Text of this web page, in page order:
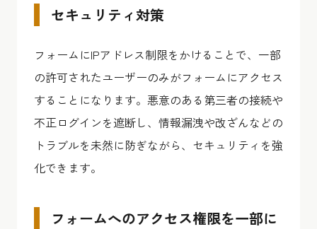
セキュリティ対策
フォームにIPアドレス制限をかけることで、一部
の許可されたユーザーのみがフォームにアクセス
することになります。悪意のある第三者の接続や
不正ログインを遮断し、情報漏洩や改ざんなどの
トラブルを未然に防ぎながら、セキュリティを強
化できます。
フォームへのアクセス権限を一部に